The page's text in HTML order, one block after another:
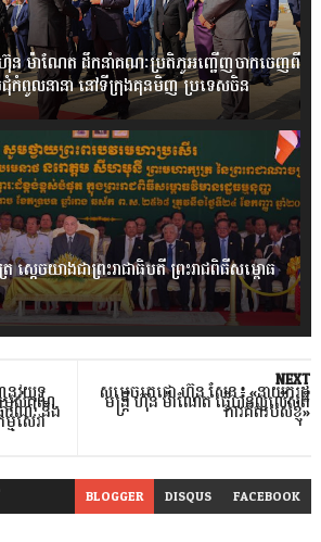
ន ម៉ាណែត ដឹកនាំគណៈប្រតិភូអញ្ជើញចាកចេញពី
ជុំកំពូលនានា នៅទីក្រុងគុនមិញ ប្រទេសចិន
ស្តេចយាងជាព្រះរាជាធិបតី ព្រះរាជពិធីសម្ពោធ
NEXT
សម្តេចតេជោ ហ៊ុន សែន៖ «នាយករដ្ឋ
មន្ត្រី ហ៊ុន ម៉ាណែត ធ្វើបានល្អលើសពី
ការគិតរបស់ខ្ញុំ»
នូវយុទ្ធ
ម្ពស់គុណ
រណៈ និង
សេវា
BLOGGER DISQUS FACEBOOK